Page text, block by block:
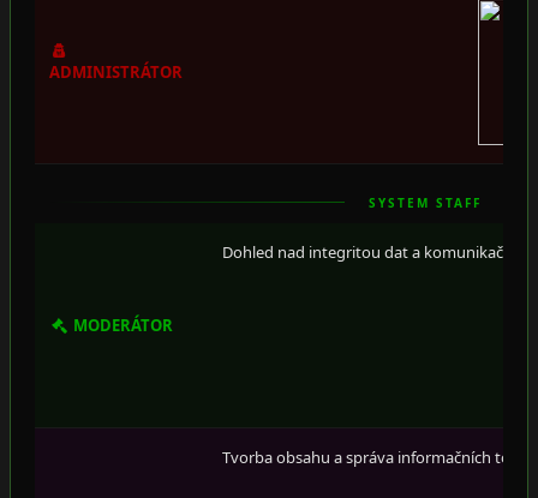
ADMINISTRÁTOR
SYSTEM STAFF
MODERÁTOR
Dohled nad integritou dat a komunikačních
Tvorba obsahu a správa informačních toků.